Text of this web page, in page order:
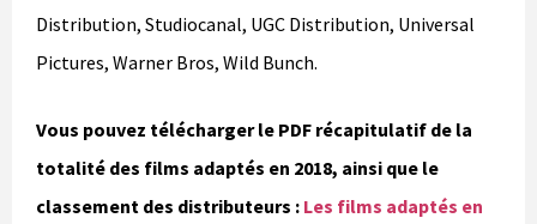
Distribution, Studiocanal, UGC Distribution, Universal
Pictures, Warner Bros, Wild Bunch.
Vous pouvez télécharger le PDF récapitulatif de la
totalité des films adaptés en 2018, ainsi que le
classement des distributeurs : Les films adaptés en